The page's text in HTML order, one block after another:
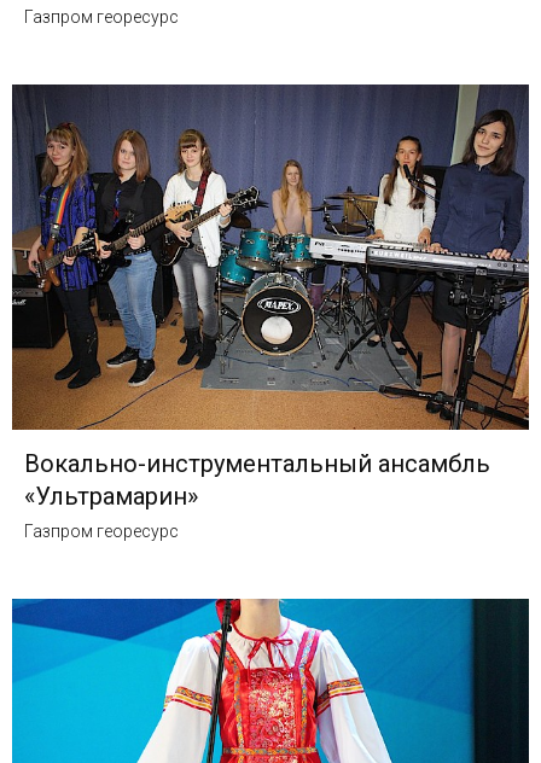
Газпром георесурс
Вокально-инструментальный ансамбль
«Ультрамарин»
Газпром георесурс